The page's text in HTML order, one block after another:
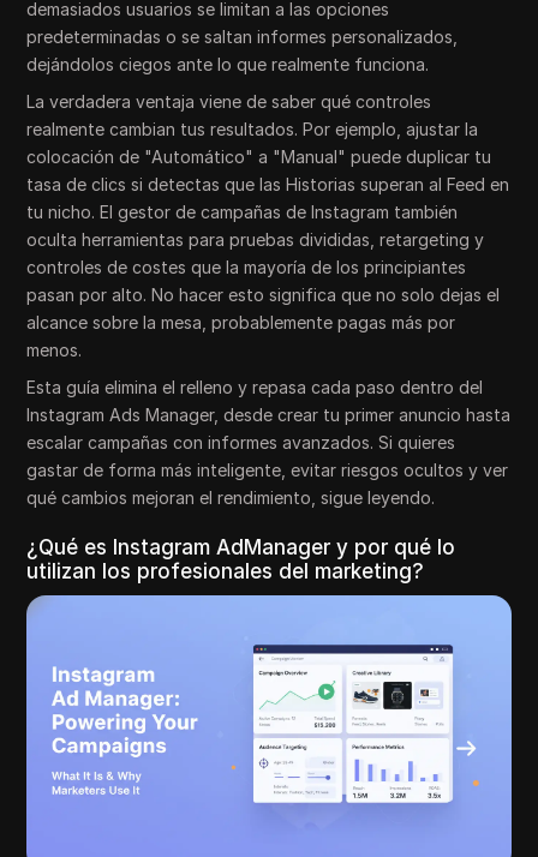
demasiados usuarios se limitan a las opciones
predeterminadas o se saltan informes personalizados,
dejándolos ciegos ante lo que realmente funciona.
La verdadera ventaja viene de saber qué controles
realmente cambian tus resultados. Por ejemplo, ajustar la
colocación de "Automático" a "Manual" puede duplicar tu
tasa de clics si detectas que las Historias superan al Feed en
tu nicho. El gestor de campañas de Instagram también
oculta herramientas para pruebas divididas, retargeting y
controles de costes que la mayoría de los principiantes
pasan por alto. No hacer esto significa que no solo dejas el
alcance sobre la mesa, probablemente pagas más por
menos.
Esta guía elimina el relleno y repasa cada paso dentro del
Instagram Ads Manager, desde crear tu primer anuncio hasta
escalar campañas con informes avanzados. Si quieres
gastar de forma más inteligente, evitar riesgos ocultos y ver
qué cambios mejoran el rendimiento, sigue leyendo.
¿Qué es Instagram AdManager y por qué lo
utilizan los profesionales del marketing?